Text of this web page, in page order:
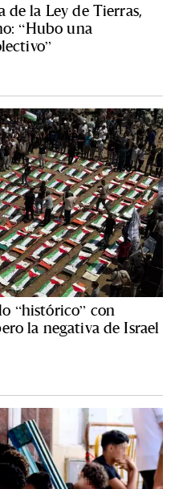
de la Ley de Tierras,
“Hubo una
“histórico” con
la negativa de Israel